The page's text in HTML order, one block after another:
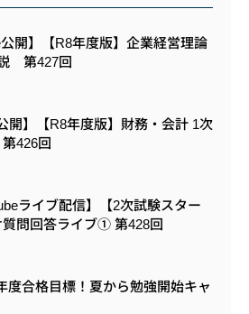
公開】【R8年度版】企業経営理論
第427回
開】【R8年度版】財務・会計 1次
426回
ライブ配信】【2次試験スター
質問回答ライブ① 第428回
度合格目標！夏から勉強開始キャ